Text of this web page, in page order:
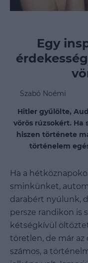
Egy
Szabó Noémi
Hitler gyűlölte,
vörös rúzsokért.
hiszen története
történelem
Ha a
sminkünket,
darabért nyúlunk,
persze randikon is
kétségkívül
töretlen, de már az
számos, a